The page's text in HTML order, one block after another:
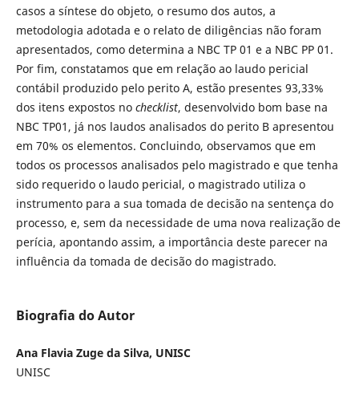
casos a síntese do objeto, o resumo dos autos, a
metodologia adotada e o relato de diligências não foram
apresentados, como determina a NBC TP 01 e a NBC PP 01.
Por fim, constatamos que em relação ao laudo pericial
contábil produzido pelo perito A, estão presentes 93,33%
dos itens expostos no checklist, desenvolvido bom base na
NBC TP01, já nos laudos analisados do perito B apresentou
em 70% os elementos. Concluindo, observamos que em
todos os processos analisados pelo magistrado e que tenha
sido requerido o laudo pericial, o magistrado utiliza o
instrumento para a sua tomada de decisão na sentença do
processo, e, sem da necessidade de uma nova realização de
perícia, apontando assim, a importância deste parecer na
influência da tomada de decisão do magistrado.
Biografia do Autor
Ana Flavia Zuge da Silva, UNISC
UNISC